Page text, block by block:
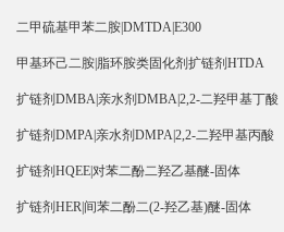
二甲硫基甲苯二胺|DMTDA|E300
甲基环己二胺|脂环胺类固化剂扩链剂HTDA
扩链剂DMBA|亲水剂DMBA|2,2-二羟甲基丁酸
扩链剂DMPA|亲水剂DMPA|2,2-二羟甲基丙酸
扩链剂HQEE|对苯二酚二羟乙基醚-固体
扩链剂HER|间苯二酚二(2-羟乙基)醚-固体